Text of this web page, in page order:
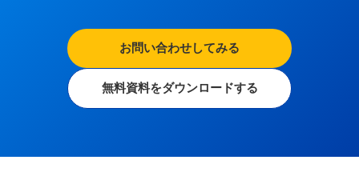
お問い合わせしてみる
無料資料をダウンロードする